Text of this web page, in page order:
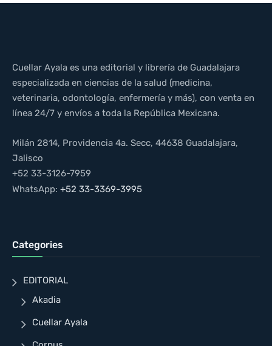
Cuellar Ayala es una editorial y librería de Guadalajara
especializada en ciencias de la salud (medicina,
veterinaria, odontología, enfermería y más), con venta en
línea 24/7 y envíos a toda la República Mexicana.
Milán 2814, Providencia 4a. Secc, 44638 Guadalajara,
Jalisco
+52 33-3126-7959
WhatsApp: +52 33-3369-3995
Categories
EDITORIAL
Akadia
Cuellar Ayala